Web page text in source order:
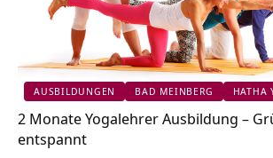
AUSBILDUNGEN BAD MEINBERG HATHA
2 Monate Yogalehrer Ausbildung –
entspannt